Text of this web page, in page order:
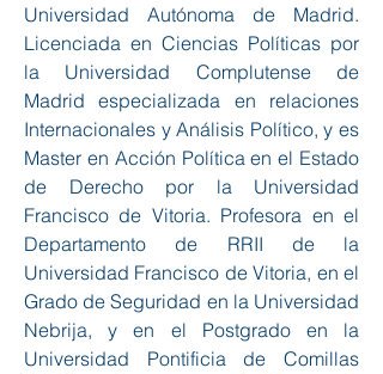
Universidad Autónoma de Madrid.
Licenciada en Ciencias Políticas por
la Universidad Complutense de
Madrid especializada en relaciones
Internacionales y Análisis Político, y es
Master en Acción Política en el Estado
de Derecho por la Universidad
Francisco de Vitoria. Profesora en el
Departamento de RRII de la
Universidad Francisco de Vitoria, en el
Grado de Seguridad en la Universidad
Nebrija, y en el Postgrado en la
Universidad Pontificia de Comillas